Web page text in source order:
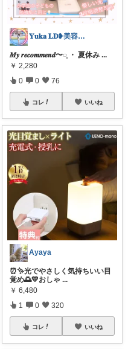
𝐘𝐮𝐤𝐚 𝐋𝐃❥美容＊暮らし
𝑴𝒚 𝒓𝒆𝒄𝒐𝒎𝒎𝒆𝒏𝒅〜◌̥ ・ 夏休み ...
￥ 2,280
0 0 76
コレ いいね
Ayaya
⏰✨光でやさしく気持ちいい目
覚め🌅💛おしゃ ...
￥ 6,480
1 0 320
コレ いいね